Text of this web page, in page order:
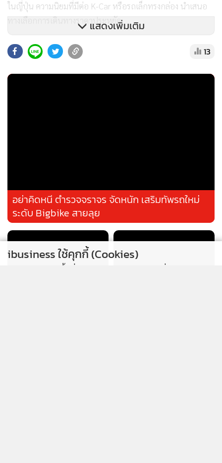
ในญี่ปุ่น ความนิยมที่มีต่อ K-Car หรือรถเล็กทรงกล่อง นำเสนอ
ทางเลือกการเดินทางราคาประหยัด
ชุยตั้งข้อสังเกตว่า ตลาด K-Car ในญี่ปุ่นมีการเติบโตอย่างมาก
เดินทางที่โปรดปรานสำหรับผู้สูงวัย ครอบครัวคนทั่วไป และคน
ต่างประเทศโดยเฉพาะ หลังจากรถกระบะไฟฟ้า Shark ที่เปิดตัว
ในเม็กซิโกเมื่อเดือนพฤษภาคม 2024
แสดงเพิ่มเติม
13
อย่าคิดหนี ตำรวจจราจร จัดหนัก เสริมทัพรถใหม่
ระดับ Bigbike สายลุย
ประสบการณ์คอนเทนต์ที่ดีที่สุดให้กับผู้อ่านบนเว็บไซต์ และ
แอพพลิเคชั่นเงื่อนไขการใช้งานเว็บไซต์
ส่วนบุคคล
รับทราบ